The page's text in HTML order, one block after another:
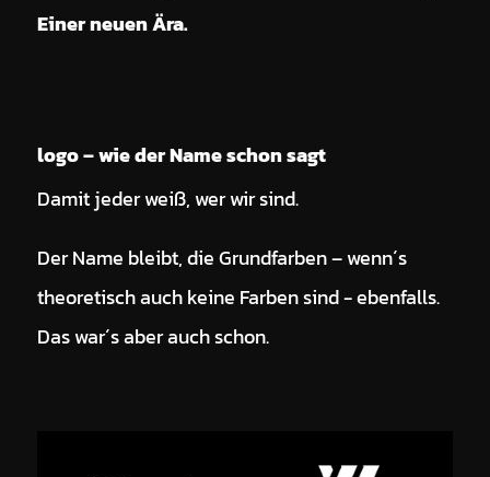
Einer neuen Ära.
logo – wie der Name schon sagt
Damit jeder weiß, wer wir sind.
Der Name bleibt, die Grundfarben – wenn´s
theoretisch auch keine Farben sind - ebenfalls.
Das war´s aber auch schon.